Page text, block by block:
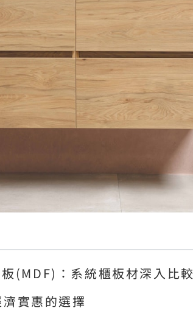
(MDF)：系統櫃板材深入比較
實惠的選擇